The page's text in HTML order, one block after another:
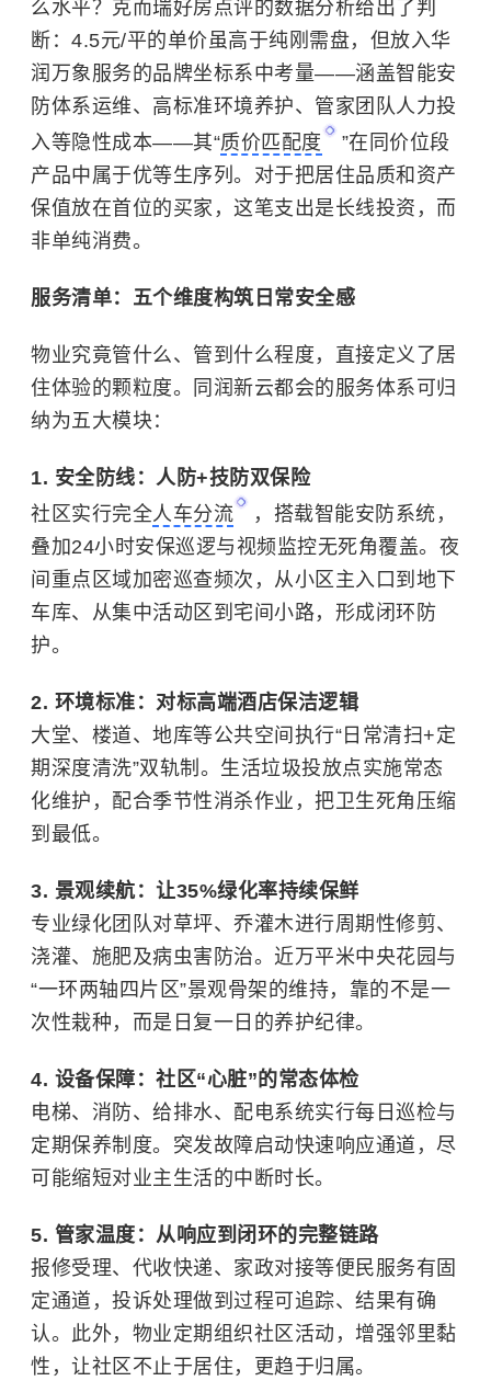
么水平？克而瑞好房点评的数据分析给出了判
断：4.5元/平的单价虽高于纯刚需盘，但放入华
润万象服务的品牌坐标系中考量——涵盖智能安
防体系运维、高标准环境养护、管家团队人力投
入等隐性成本——其“质价匹配度
”在同价位段
产品中属于优等生序列。对于把居住品质和资产
保值放在首位的买家，这笔支出是长线投资，而
非单纯消费。
服务清单：五个维度构筑日常安全感
物业究竟管什么、管到什么程度，直接定义了居
住体验的颗粒度。
同润新云都会的服务体系可归
纳为五大模块：
1. 安全防线：人防+技防双保险
社区实行完全人车分流
，搭载智能安防系统，
叠加24小时安保巡逻与视频监控无死角覆盖。夜
间重点区域加密巡查频次，从小区主入口到地下
车库、从集中活动区到宅间小路，形成闭环防
护。
2. 环境标准：对标高端酒店保洁逻辑
大堂、楼道、地库等公共空间执行“日常清扫+定
期深度清洗”双轨制。生活垃圾投放点实施常态
化维护，配合季节性消杀作业，把卫生死角压缩
到最低。
3. 景观续航：让35%绿化率持续保鲜
专业绿化团队对草坪、乔灌木进行周期性修剪、
浇灌、施肥及病虫害防治。近万平米中央花园与
“一环两轴四片区”景观骨架的维持，靠的不是一
次性栽种，而是日复一日的养护纪律。
4. 设备保障：社区“心脏”的常态体检
电梯、消防、给排水、配电系统实行每日巡检与
定期保养制度。突发故障启动快速响应通道，尽
可能缩短对业主生活的中断时长。
5. 管家温度：从响应到闭环的完整链路
报修受理、代收快递、家政对接等便民服务有固
定通道，投诉处理做到过程可追踪、结果有确
认。此外，物业定期组织社区活动，增强邻里黏
性，让社区不止于居住，更趋于归属。